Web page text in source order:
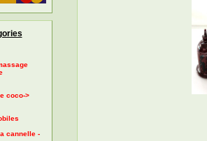
coco->
cannelle -